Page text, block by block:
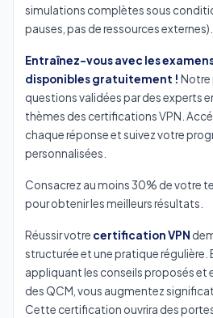
simulations complètes sous
pauses, pas de ressources externes).
Entraînez-vous avec les
disponibles gratuitement ! Notre
questions validées par des experts
thèmes des certifications VPN.
chaque réponse et suivez votre
personnalisées.
Consacrez au moins 30% de votre
pour obtenir les meilleurs résultats.
Réussir votre certification VPN
structurée et une pratique régulière.
appliquant les conseils proposés et
des QCM, vous augmentez
Cette certification ouvrira des